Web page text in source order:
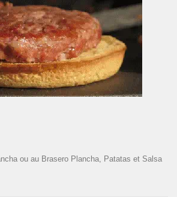
ou au Brasero Plancha, Patatas et Salsa